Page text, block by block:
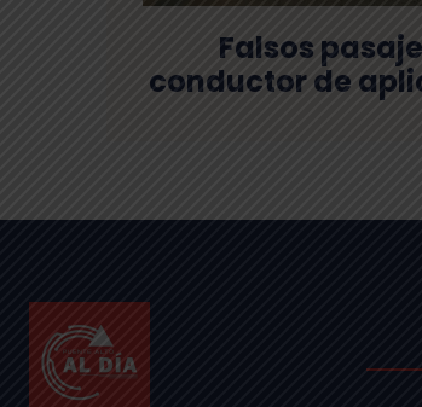
Falsos
conductor de